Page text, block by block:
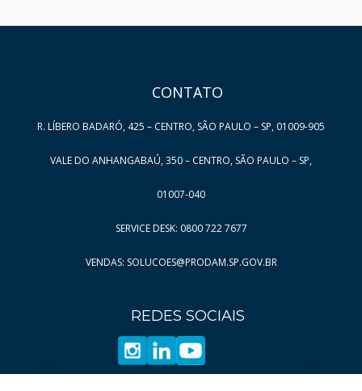
CONTATO
R. LÍBERO BADARÓ, 425 – CENTRO, SÃO PAULO – SP, 01009-905
VALE DO ANHANGABAÚ, 350 – CENTRO, SÃO PAULO – SP,
01007-040
SERVICE DESK: 0800 722 7677
VENDAS: SOLUCOES@PRODAM.SP.GOV.BR
REDES SOCIAIS